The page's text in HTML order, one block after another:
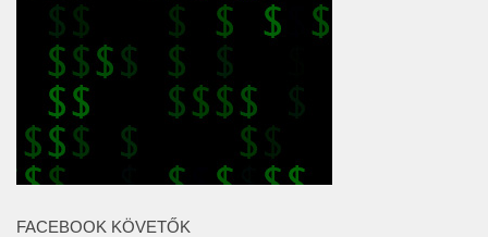
FACEBOOK KÖVETŐK